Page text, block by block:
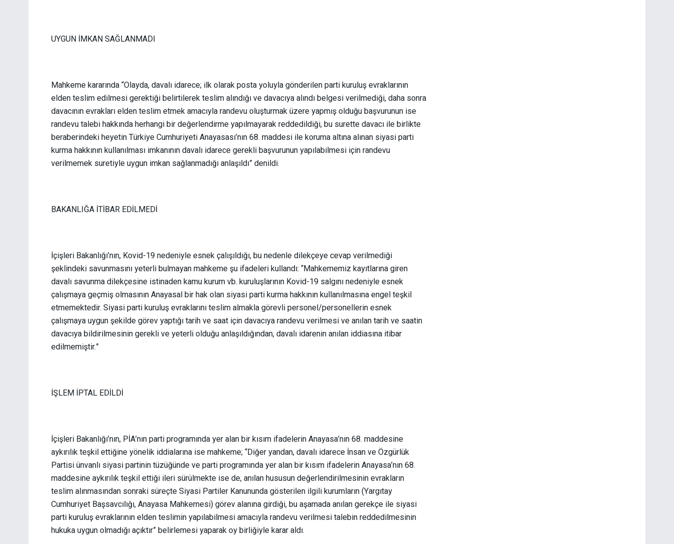
UYGUN İMKAN SAĞLANMADI
Mahkeme kararında “Olayda, davalı idarece; ilk olarak posta yoluyla gönderilen parti kuruluş evraklarının
elden teslim edilmesi gerektiği belirtilerek teslim alındığı ve davacıya alındı belgesi verilmediği, daha sonra
davacının evrakları elden teslim etmek amacıyla randevu oluşturmak üzere yapmış olduğu başvurunun ise
randevu talebi hakkında herhangi bir değerlendirme yapılmayarak reddedildiği, bu surette davacı ile birlikte
beraberindeki heyetin Türkiye Cumhuriyeti Anayasası’nın 68. maddesi ile koruma altına alınan siyasi parti
kurma hakkının kullanılması imkanının davalı idarece gerekli başvurunun yapılabilmesi için randevu
verilmemek suretiyle uygun imkan sağlanmadığı anlaşıldı” denildi.
BAKANLIĞA İTİBAR EDİLMEDİ
İçişleri Bakanlığı’nın, Kovid-19 nedeniyle esnek çalışıldığı, bu nedenle dilekçeye cevap verilmediği
şeklindeki savunmasını yeterli bulmayan mahkeme şu ifadeleri kullandı: “Mahkememiz kayıtlarına giren
davalı savunma dilekçesine istinaden kamu kurum vb. kuruluşlarının Kovid-19 salgını nedeniyle esnek
çalışmaya geçmiş olmasının Anayasal bir hak olan siyasi parti kurma hakkının kullanılmasına engel teşkil
etmemektedir. Siyasi parti kuruluş evraklarını teslim almakla görevli personel/personellerin esnek
çalışmaya uygun şekilde görev yaptığı tarih ve saat için davacıya randevu verilmesi ve anılan tarih ve saatin
davacıya bildirilmesinin gerekli ve yeterli olduğu anlaşıldığından, davalı idarenin anılan iddiasına itibar
edilmemiştir.”
İŞLEM İPTAL EDİLDİ
İçişleri Bakanlığı’nın, PİA’nın parti programında yer alan bir kısım ifadelerin Anayasa’nın 68. maddesine
aykırılık teşkil ettiğine yönelik iddialarına ise mahkeme; “Diğer yandan, davalı idarece İnsan ve Özgürlük
Partisi ünvanlı siyasi partinin tüzüğünde ve parti programında yer alan bir kısım ifadelerin Anayasa’nın 68.
maddesine aykırılık teşkil ettiği ileri sürülmekte ise de, anılan hususun değerlendirilmesinin evrakların
teslim alınmasından sonraki süreçte Siyasi Partiler Kanununda gösterilen ilgili kurumların (Yargıtay
Cumhuriyet Başsavcılığı, Anayasa Mahkemesi) görev alanına girdiği, bu aşamada anılan gerekçe ile siyasi
parti kuruluş evraklarının elden teslimin yapılabilmesi amacıyla randevu verilmesi talebin reddedilmesinin
hukuka uygun olmadığı açıktır” belirlemesi yaparak oy birliğiyle karar aldı.